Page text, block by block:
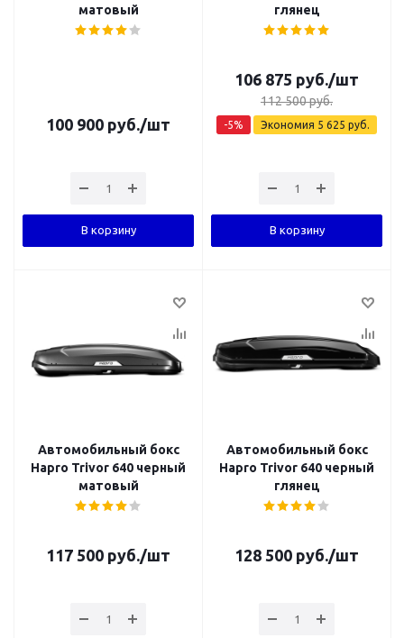
матовый
100 900 руб./шт
В корзину
глянец
106 875 руб./шт
112 500руб.
-5% Экономия 5 625 руб.
В корзину
Автомобильный бокс
Hapro Trivor 640 черный
матовый
117 500 руб./шт
Автомобильный бокс
Hapro Trivor 640 черный
глянец
128 500 руб./шт